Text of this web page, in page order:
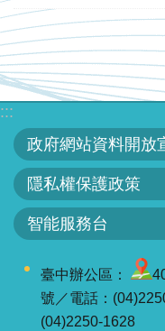
業
務
主
軸
最
新
水
:::
政府網站資料開放
隱私權保護政策
智能服務台
臺中辦公區：
號／電話：
(04)2250-1628